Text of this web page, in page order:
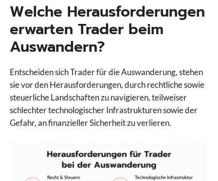
Welche Herausforderungen
erwarten Trader beim
Auswandern?
Entscheiden sich Trader für die Auswanderung, stehen
sie vor den Herausforderungen, durch rechtliche sowie
steuerliche Landschaften zu navigieren, teilweiser
schlechter technologischer Infrastrukturen sowie der
Gefahr, an finanzieller Sicherheit zu verlieren.